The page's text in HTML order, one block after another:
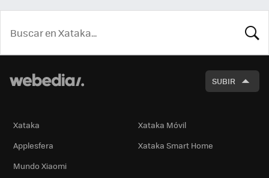
SUBIR
Xataka
Xataka Móvil
Applesfera
Xataka Smart Home
Mundo Xiaomi